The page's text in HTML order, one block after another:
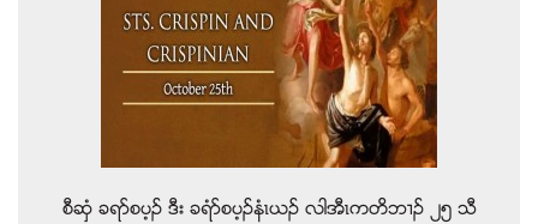
စီဆွံ ခရဏစပ့ဥ ဒီး ခရံဏစပ့ဥနံၚဎဥ လါအီၚကတိဘ႕ဥ ၂၅ သီ